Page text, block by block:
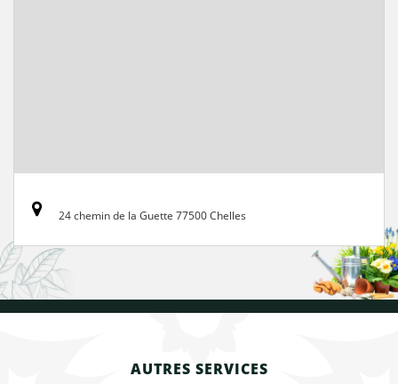
24 chemin de la Guette 77500 Chelles
AUTRES SERVICES